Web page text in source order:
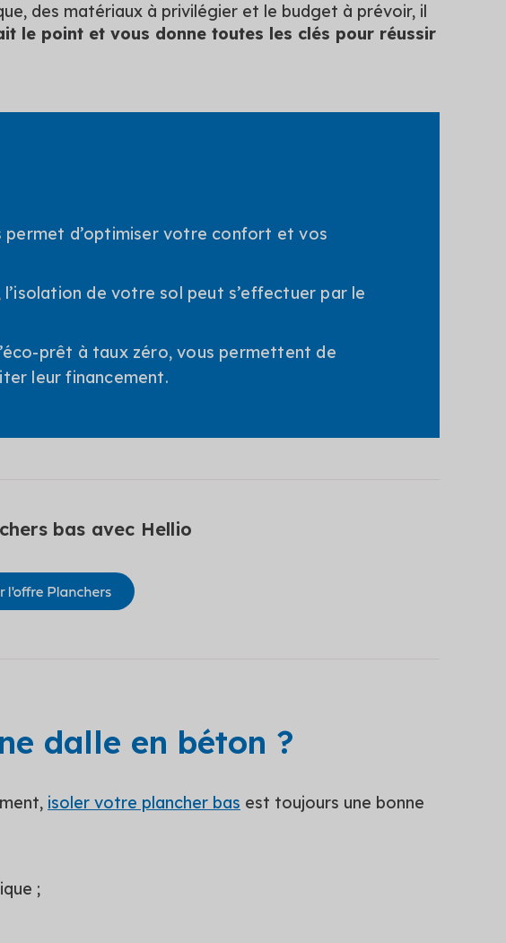
des matériaux à privilégier et le budget à prévoir, il
le point et vous donne toutes les clés pour réussir
permet d’optimiser votre confort et vos
de votre sol peut s’effectuer par le
prêt à taux zéro, vous permettent de
leur financement.
bas avec Hellio
dalle en béton ?
isoler votre plancher bas est toujours une bonne
;